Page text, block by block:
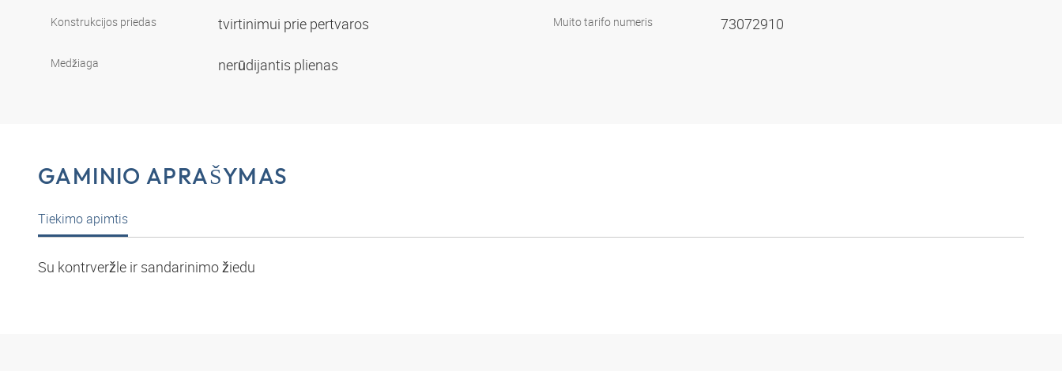
Konstrukcijos priedas tvirtinimui prie pertvaros
Medžiaga nerūdijantis plienas
Muito tarifo numeris 73072910
GAMINIO APRAŠYMAS
Tiekimo apimtis
Su kontrveržle ir sandarinimo žiedu